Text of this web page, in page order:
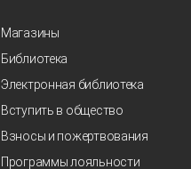
Магазины
Библиотека
Электронная библиотека
Вступить в общество
Взносы и пожертвования
Программы лояльности